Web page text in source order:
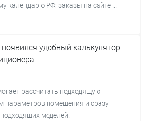
календарю РФ: заказы на сайте ...
удобный калькулятор
рассчитать подходящую
параметров помещения и сразу
моделей.